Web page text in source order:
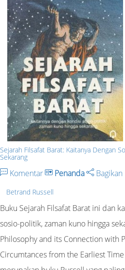
Sejarah Filsafat Barat: Kaitanya Dengan
Sekarang
Komentar Penanda Bagikan
Betrand Russell
Buku Sejarah Filsafat Barat ini dan
sosio-politik, zaman kuno hingga
Philosophy and its Connection with
Circumtances from the Earliest